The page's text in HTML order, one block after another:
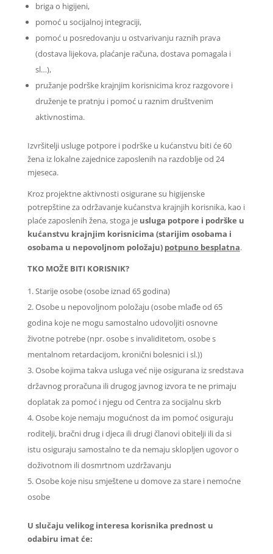
briga o higijeni,
pomoć u socijalnoj integraciji,
pomoć u posredovanju u ostvarivanju raznih prava
(dostava lijekova, plaćanje računa, dostava pomagala i
sl…),
pružanje podrške krajnjim korisnicima kroz razgovore i
druženje te pratnju i pomoć u raznim društvenim
aktivnostima.
Izvršitelji usluge potpore i podrške u kućanstvu biti će 60
žena iz lokalne zajednice zaposlenih na razdoblje od 24
mjeseca.
Kroz projektne aktivnosti osigurane su higijenske
potrepštine za održavanje kućanstva krajnjih korisnika, kao i
plaće zaposlenih žena, stoga je usluga potpore i podrške u
kućanstvu krajnjim korisnicima (starijim osobama i
osobama u nepovoljnom položaju) potpuno besplatna.
TKO MOŽE BITI KORISNIK?
Starije osobe (osobe iznad 65 godina)
Osobe u nepovoljnom položaju (osobe mlađe od 65
godina koje ne mogu samostalno udovoljiti osnovne
životne potrebe (npr. osobe s invaliditetom, osobe s
mentalnom retardacijom, kronični bolesnici i sl.))
Osobe kojima takva usluga već nije osigurana iz sredstava
državnog proračuna ili drugog javnog izvora te ne primaju
doplatak za pomoć i njegu od Centra za socijalnu skrb
Osobe koje nemaju mogućnost da im pomoć osiguraju
roditelji, bračni drug i djeca ili drugi članovi obitelji ili da si
istu osiguraju samostalno te da nemaju sklopljen ugovor o
doživotnom ili dosmrtnom uzdržavanju
Osobe koje nisu smještene u domove za stare i nemoćne
osobe
U slučaju velikog interesa korisnika prednost u
odabiru imat će: